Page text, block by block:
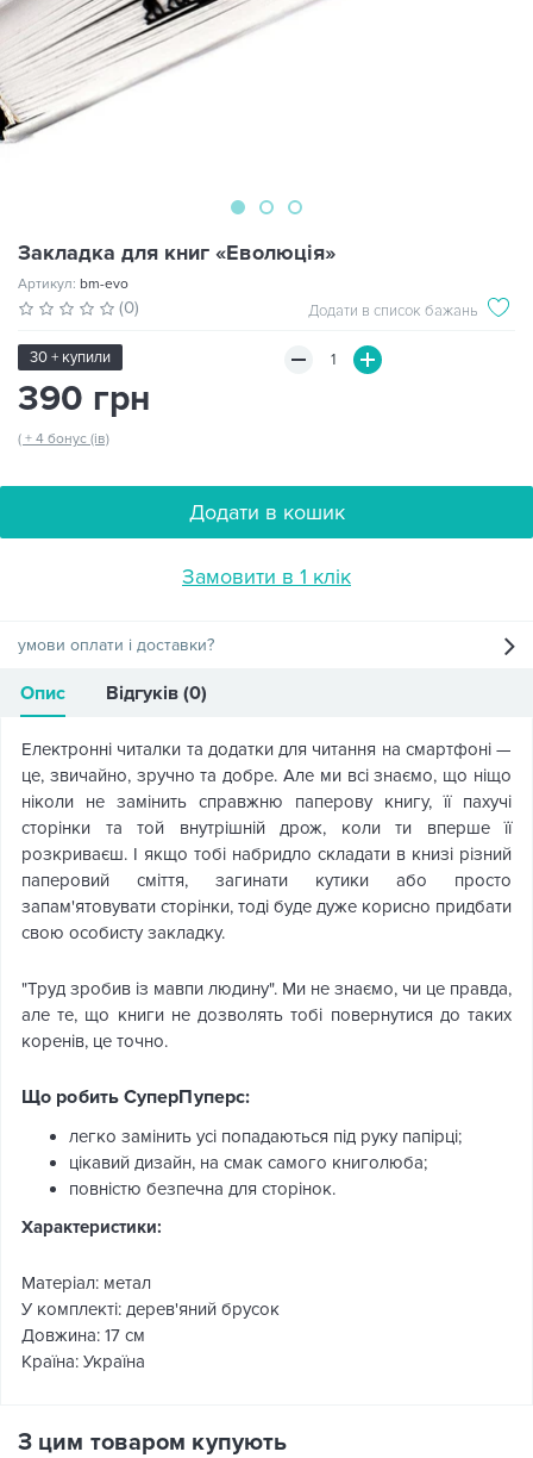
Закладка для книг «Еволюція»
Артикул: bm-evo
(0) Додати в список бажань
30 + купили
390 грн
( + 4 бонус (ів)
Додати в кошик
Замовити в 1 клік
умови оплати і доставки?
Опис Відгуків (0)
Електронні читалки та додатки для читання на смартфоні —
це, звичайно, зручно та добре. Але ми всі знаємо, що ніщо
ніколи не замінить справжню паперову книгу, її пахучі
сторінки та той внутрішній дрож, коли ти вперше її
розкриваєш. І якщо тобі набридло складати в книзі різний
паперовий сміття, загинати кутики або просто
запам'ятовувати сторінки, тоді буде дуже корисно придбати
свою особисту закладку.
"Труд зробив із мавпи людину". Ми не знаємо, чи це правда,
але те, що книги не дозволять тобі повернутися до таких
коренів, це точно.
Що робить СуперПуперс:
легко замінить усі попадаються під руку папірці;
цікавий дизайн, на смак самого книголюба;
повністю безпечна для сторінок.
Характеристики:
Матеріал: метал
У комплекті: дерев'яний брусок
Довжина: 17 см
Країна: Україна
З цим товаром купують